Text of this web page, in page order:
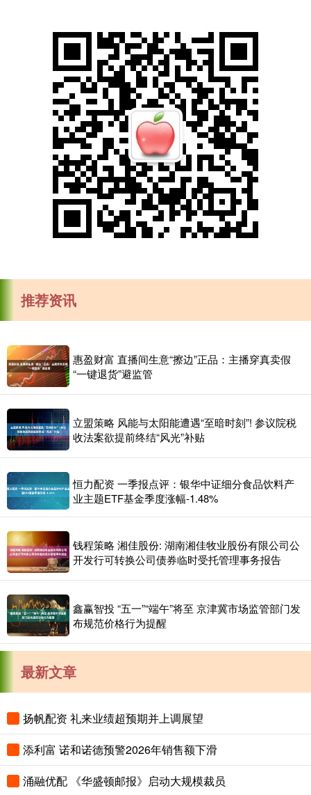
推荐资讯
惠盈财富 直播间生意“擦边”正品：主播穿真卖假
“一键退货”避监管
立盟策略 风能与太阳能遭遇“至暗时刻”! 参议院税
收法案欲提前终结“风光”补贴
恒力配资 一季报点评：银华中证细分食品饮料产
业主题ETF基金季度涨幅-1.48%
钱程策略 湘佳股份: 湖南湘佳牧业股份有限公司公
开发行可转换公司债券临时受托管理事务报告
鑫赢智投 “五一”“端午”将至 京津冀市场监管部门发
布规范价格行为提醒
最新文章
扬帆配资 礼来业绩超预期并上调展望
添利富 诺和诺德预警2026年销售额下滑
涌融优配 《华盛顿邮报》启动大规模裁员